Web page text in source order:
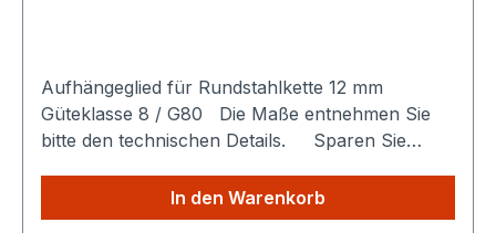
Aufhängeglied für Rundstahlkette 12 mm
Güteklasse 8 / G80 Die Maße entnehmen Sie
bitte den technischen Details. Sparen Sie
unserem Shop kaufen, Sie zahlen nur einmalig
die höheren Versandkosten.
In den Warenkorb